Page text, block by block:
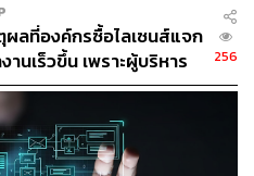
ตุผลที่องค์กรซื้อไลเซนส์แจก
นเร็วขึ้น เพราะผู้บริหาร
256